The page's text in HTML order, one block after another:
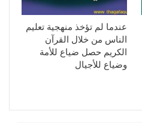
عندما لم تؤخذ منهجية تعليم
الناس من خلال القرآن
الكريم حصل ضياع للأمة
وضياع للأجيال